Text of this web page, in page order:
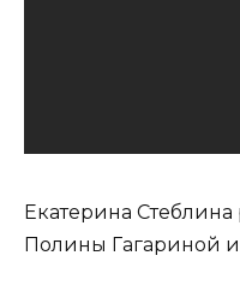
Екатерина Стеблина
Полины Гагариной